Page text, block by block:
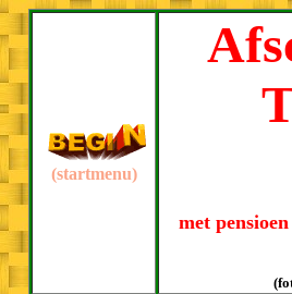
(startmenu)
met